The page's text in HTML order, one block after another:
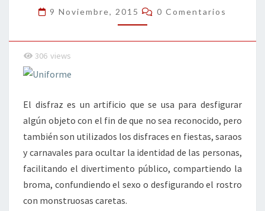
DISFRAZ
9 Noviembre, 2015 Comentarios
0 Comentarios
306 views
El disfraz es un artificio que se usa para desfigurar
algún objeto con el fin de que no sea reconocido, pero
también son utilizados los disfraces en fiestas, saraos
y carnavales para ocultar la identidad de las personas,
facilitando el divertimento público, compartiendo la
broma, confundiendo el sexo o desfigurando el rostro
con monstruosas caretas.